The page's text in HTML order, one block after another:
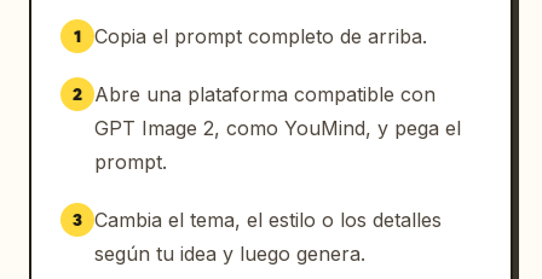
1 Copia el prompt completo de arriba.
2
Abre una plataforma compatible con
GPT Image 2, como YouMind, y pega el
prompt.
3 Cambia el tema, el estilo o los detalles
según tu idea y luego genera.